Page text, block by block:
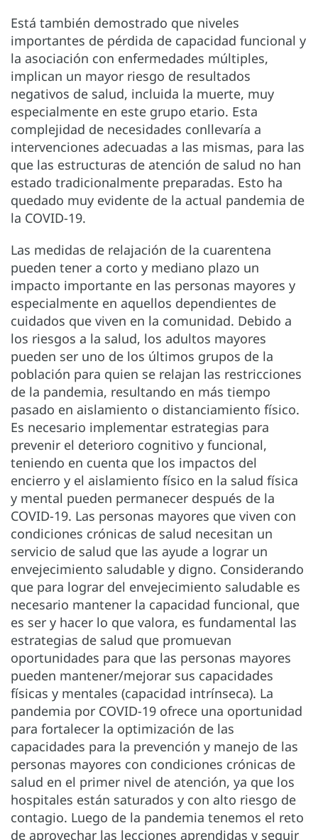
Está también demostrado que niveles
importantes de pérdida de capacidad funcional y
la asociación con enfermedades múltiples,
implican un mayor riesgo de resultados
negativos de salud, incluida la muerte, muy
especialmente en este grupo etario. Esta
complejidad de necesidades conllevaría a
intervenciones adecuadas a las mismas, para las
que las estructuras de atención de salud no han
estado tradicionalmente preparadas. Esto ha
quedado muy evidente de la actual pandemia de
la COVID-19.
Las medidas de relajación de la cuarentena
pueden tener a corto y mediano plazo un
impacto importante en las personas mayores y
especialmente en aquellos dependientes de
cuidados que viven en la comunidad. Debido a
los riesgos a la salud, los adultos mayores
pueden ser uno de los últimos grupos de la
población para quien se relajan las restricciones
de la pandemia, resultando en más tiempo
pasado en aislamiento o distanciamiento físico.
Es necesario implementar estrategias para
prevenir el deterioro cognitivo y funcional,
teniendo en cuenta que los impactos del
encierro y el aislamiento físico en la salud física
y mental pueden permanecer después de la
COVID-19. Las personas mayores que viven con
condiciones crónicas de salud necesitan un
servicio de salud que las ayude a lograr un
envejecimiento saludable y digno. Considerando
que para lograr del envejecimiento saludable es
necesario mantener la capacidad funcional, que
es ser y hacer lo que valora, es fundamental las
estrategias de salud que promuevan
oportunidades para que las personas mayores
pueden mantener/mejorar sus capacidades
físicas y mentales (capacidad intrínseca). La
pandemia por COVID-19 ofrece una oportunidad
para fortalecer la optimización de las
capacidades para la prevención y manejo de las
personas mayores con condiciones crónicas de
salud en el primer nivel de atención, ya que los
hospitales están saturados y con alto riesgo de
contagio. Luego de la pandemia tenemos el reto
de aprovechar las lecciones aprendidas y seguir